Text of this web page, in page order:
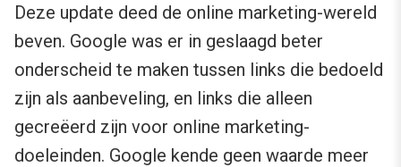
Deze update deed de online marketing-wereld
beven. Google was er in geslaagd beter
onderscheid te maken tussen links die bedoeld
zijn als aanbeveling, en links die alleen
gecreëerd zijn voor online marketing-
doeleinden. Google kende geen waarde meer